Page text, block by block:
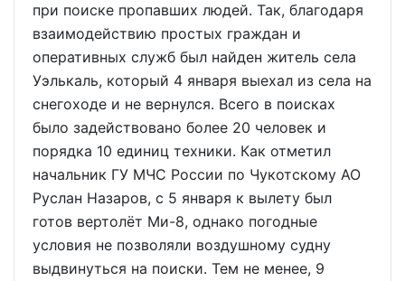
при поиске пропавших людей. Так, благодаря
взаимодействию простых граждан и
оперативных служб был найден житель села
Уэлькаль, который 4 января выехал из села на
снегоходе и не вернулся. Всего в поисках
было задействовано более 20 человек и
порядка 10 единиц техники. Как отметил
начальник ГУ МЧС России по Чукотскому АО
Руслан Назаров, с 5 января к вылету был
готов вертолёт Ми-8, однако погодные
условия не позволяли воздушному судну
выдвинуться на поиски. Тем не менее, 9